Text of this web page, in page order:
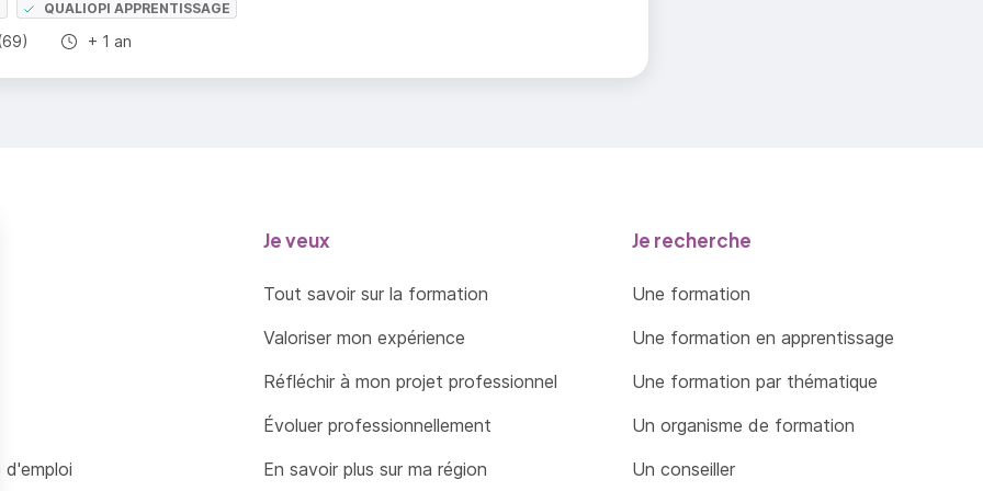
QUALIOPI APPRENTISSAGE
Durée totale :
+ 1 an
d'emploi
Je veux
Tout savoir sur la formation
Valoriser mon expérience
Réfléchir à mon projet professionnel
Évoluer professionnellement
En savoir plus sur ma région
Je recherche
Une formation
Une formation en apprentissage
Une formation par thématique
Un organisme de formation
Un conseiller